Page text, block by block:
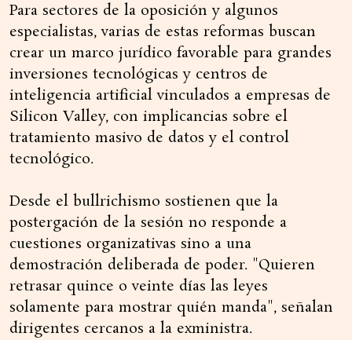
Para sectores de la oposición y algunos
especialistas, varias de estas reformas buscan
crear un marco jurídico favorable para grandes
inversiones tecnológicas y centros de
inteligencia artificial vinculados a empresas de
Silicon Valley, con implicancias sobre el
tratamiento masivo de datos y el control
tecnológico.
Desde el bullrichismo sostienen que la
postergación de la sesión no responde a
cuestiones organizativas sino a una
demostración deliberada de poder. "Quieren
retrasar quince o veinte días las leyes
solamente para mostrar quién manda", señalan
dirigentes cercanos a la exministra.